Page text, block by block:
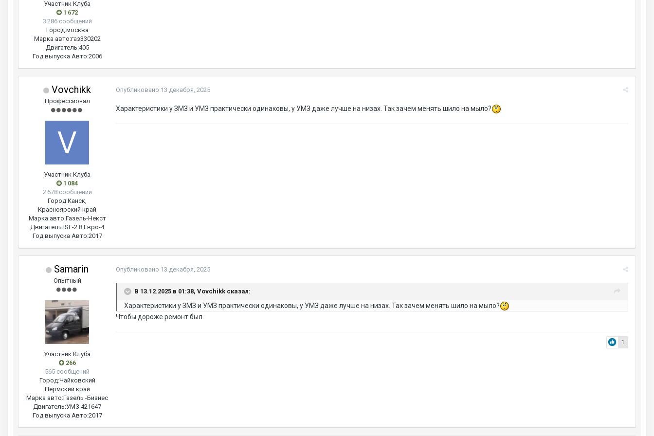
Участник Клуба
1 672
3 286 сообщений
Город:москва
Марка авто:газ330202
Двигатель:405
Год выпуска Авто:2006
Vovchikk
Профессионал
Участник Клуба
1 084
2 678 сообщений
Город:Канск,
Красноярский край
Марка авто:Газель-Некст
Двигатель:ISF-2.8 Евро-4
Год выпуска Авто:2017
Опубликовано 13 декабря, 2025
Характеристики у ЗМЗ и УМЗ практически одинаковы, у УМЗ даже лучше на низах. Так зачем менять шило на мыло?
Samarin
Опытный
Участник Клуба
266
565 сообщений
Город:Чайковский
Пермский край
Марка авто:Газель -Бизнес
Двигатель:УМЗ 421647
Год выпуска Авто:2017
Опубликовано 13 декабря, 2025
В 13.12.2025 в 01:38, Vovchikk сказал:
Характеристики у ЗМЗ и УМЗ практически одинаковы, у УМЗ даже лучше на низах. Так зачем менять шило на мыло?
Чтобы дороже ремонт был.
1